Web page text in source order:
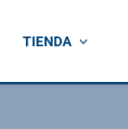
TIENDA